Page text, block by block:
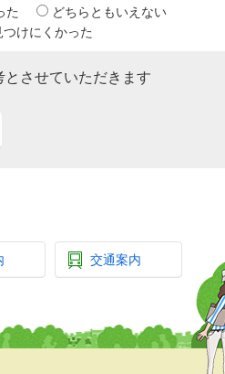
た
どちらともいえない
つけにくかった
させていただきます
交通案内